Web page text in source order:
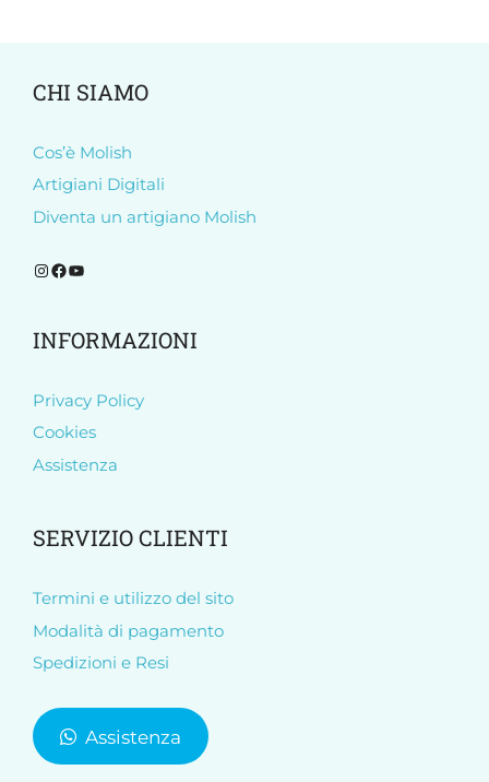
CHI SIAMO
Cos’è Molish
Artigiani Digitali
Diventa un artigiano Molish
Segui Molish su Instagram
Segui Molish su Facebook
Iscriviti al nostro canale YouTube
INFORMAZIONI
Privacy Policy
Cookies
Assistenza
SERVIZIO CLIENTI
Termini e utilizzo del sito
Modalità di pagamento
Spedizioni e Resi
Assistenza